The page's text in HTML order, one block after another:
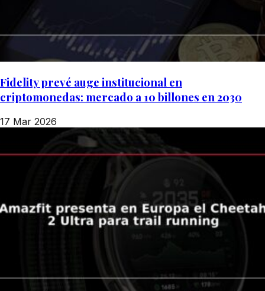
Fidelity prevé auge institucional en
criptomonedas: mercado a 10 billones en 2030
17 Mar 2026